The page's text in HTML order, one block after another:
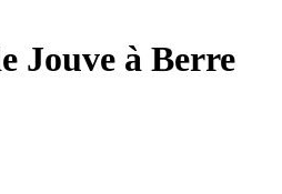
Jouve à Berre